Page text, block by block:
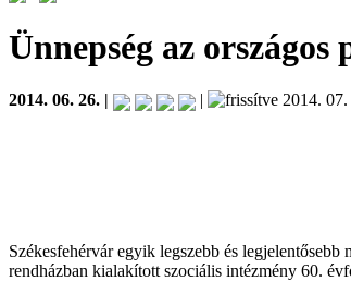
Ünnepség az
2014. 06. 26. | | 2014. 07.
Székesfehérvár egyik legszebb és
rendházban kialakított szociális intézmény 60.